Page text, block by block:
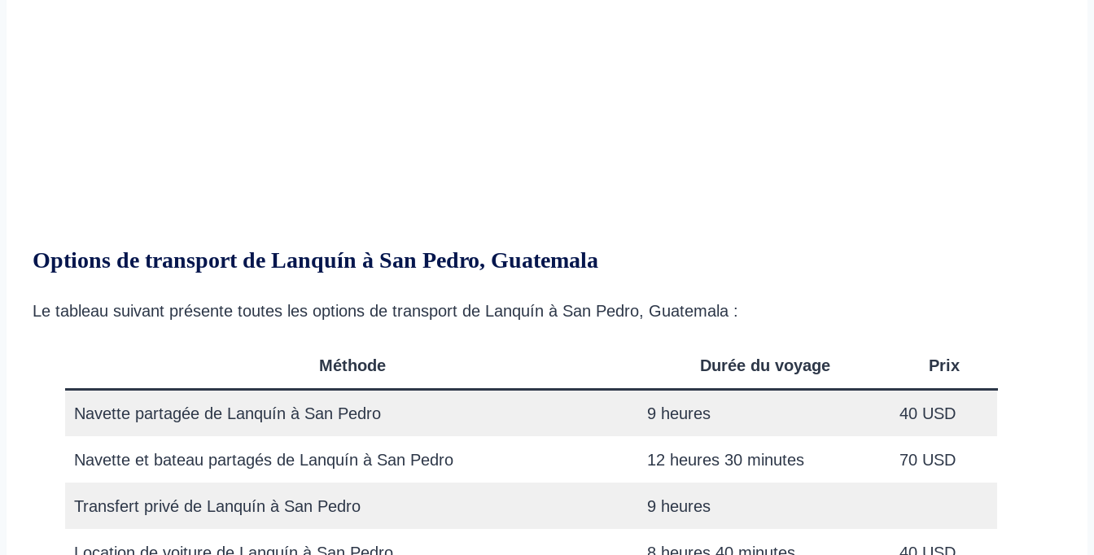
Options de transport de Lanquín à San Pedro, Guatemala
Le tableau suivant présente toutes les options de transport de Lanquín à San Pedro, Guatemala :
Méthode Durée du voyage Prix
Navette partagée de Lanquín à San Pedro 9 heures 40 USD
Navette et bateau partagés de Lanquín à San Pedro 12 heures 30 minutes 70 USD
Transfert privé de Lanquín à San Pedro 9 heures